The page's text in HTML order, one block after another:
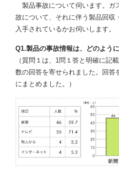
製品事故について伺います。ガ
故について、それに伴う製品回収
入手されているかお伺いします。
Q1.製品の事故情報は、どのよう
（質問１は、1問１答と明確に記
数の回答を寄せられました。回答
にまとめました。）